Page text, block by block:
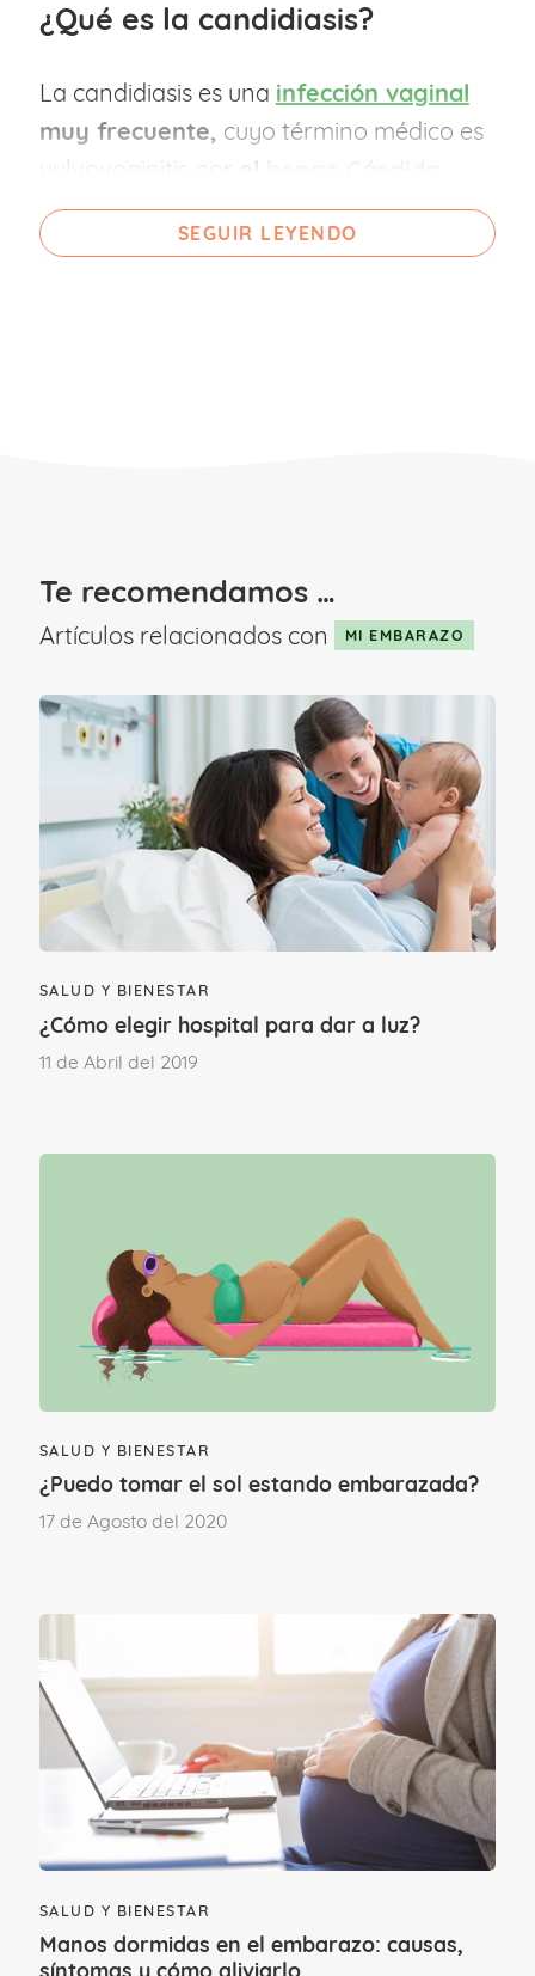
¿Qué es la candidiasis?
La candidiasis es una infección vaginal
muy frecuente, cuyo término médico es
vulvovaginitis por
el
albicans.Este hongo está de manera
natural en lavagina, pero en ocasiones
Aunque la candidiasis es una infección
que puede darse en cualquier otro
momento, durante el embarazo,
especialmente durante elsegundo
trimestre de gestación, aumentan las
posibilidades de su aparición.
La causa principal de la mayor relación
entre embarazo y Cándida se debe a
gestacióncomo es el aumento de los
estrógenos, que, a la vez, aumentan la
natural y adecuada de Cándida aumente
Cuando ya existe ese desequilibrio en el
pH vaginal en el embarazo,hay
desencadenantesque pueden favorecer
la candidiasis:
Mantenerrelaciones sexuales
penetración.
Hacer un
antibióticos
de amplio espectro.
Tener
o niveles altos de
azúcaren sangre.
Tener unsistema inmunitario
debilitado.
SEGUIR LEYENDO
Te recomendamos …
Artículos relacionados con MI EMBARAZO
SALUD Y BIENESTAR
¿Cómo elegir hospital para dar a luz?
11 de Abril del 2019
SALUD Y BIENESTAR
¿Puedo tomar el sol estando embarazada?
17 de Agosto del 2020
SALUD Y BIENESTAR
Manos dormidas en el embarazo: causas,
síntomas y cómo aliviarlo